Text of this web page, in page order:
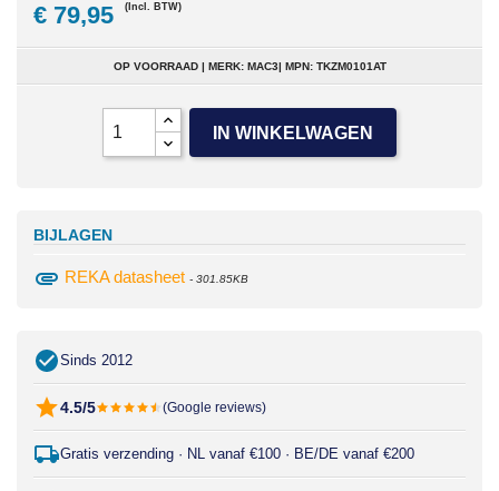
€ 79,95 (Incl. BTW)
OP VOORRAAD | MERK: MAC3| MPN: TKZM0101AT
IN WINKELWAGEN
BIJLAGEN
attachment REKA datasheet - 301.85KB
Sinds 2012
4.5/5 (Google reviews)
Gratis verzending · NL vanaf €100 · BE/DE vanaf €200